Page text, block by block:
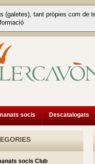
(galetes), tant pròpies com de
socis Descatalogats
socis Club